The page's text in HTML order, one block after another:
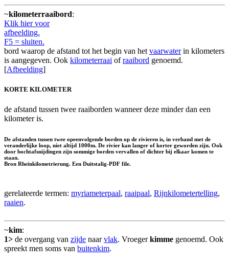
~kilometerraaibord:
Klik hier voor
afbeelding.
F5 = sluiten.
bord waarop de afstand tot het begin van het vaarwaterin kilometers
is aangegeven. Ook kilometerraai ofraaibord genoemd.
[Afbeelding]
KORTE KILOMETER
de afstand tussen twee raaiborden wanneer deze minder dan een
kilometer is.
De afstanden tussen twee opeenvolgende borden op de rivieren is, in verband met de
veranderlijke loop, niet altijd 1000m. De rivier kan langer of korter geworden zijn. Ook
door bochtafsnijdingen zijn sommige borden vervallen of dichter bij elkaar komen te
staan.
Bron Rheinkilometrierung. Een Duitstalig-PDF file.
gerelateerde termen: myriameterpaal, raaipaal, Rijnkilometertelling,
raaien.
~kim:
1> de overgang van zijde naarvlak. Vroegerkimme genoemd. Ook
spreekt men soms van buitenkim.